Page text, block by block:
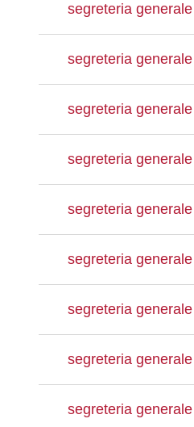
segreteria generale
segreteria generale
segreteria generale
segreteria generale
segreteria generale
segreteria generale
segreteria generale
segreteria generale
segreteria generale